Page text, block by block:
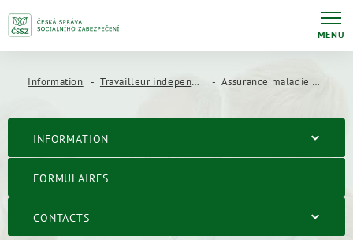
MENU
Information Travailleur independant Assurance maladie des travailleurs indépendants
INFORMATION
FORMULAIRES
CONTACTS